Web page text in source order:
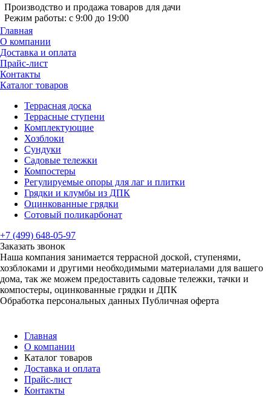
Производство и продажа товаров для дачи
Режим работы: с 9:00 до 19:00
Главная
О компании
Доставка и оплата
Прайс-лист
Контакты
Каталог товаров
Террасная доска
Террасные ступени
Комплектующие
Хозблоки
Сундуки
Садовые тележки
Компостеры
Регулируемые опоры для лаг и плитки
Грядки и клумбы из ДПК
Оцинкованные грядки
Сотовый поликарбонат
+7 (499) 648-05-97
Заказать звонок
Наша компания занимается террасной доской, ступенями,
хозблоками и другими необходимыми материалами для вашего
дома, так же можем предоставить садовые тележки, тачки и
компостеры, оцинкованные грядки и ДПК
Обработка персональных данных Публичная оферта
Главная
О компании
Каталог товаров
Доставка и оплата
Прайс-лист
Контакты